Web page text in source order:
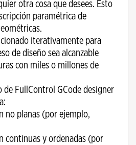
otra cosa que desees. Esto
paramétrica de
iterativamente para
de diseño sea alcanzable
con miles o millones de
de FullControl GCode designer
no planas (por ejemplo,
continuas y ordenadas (por